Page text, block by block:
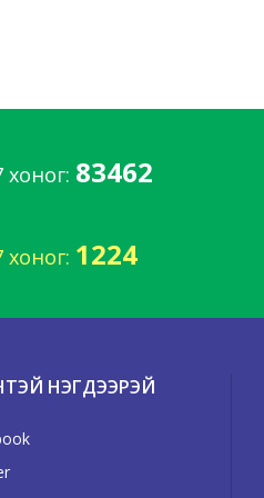
хоног: 83462
хоног: 1224
НЭГДЭЭРЭЙ